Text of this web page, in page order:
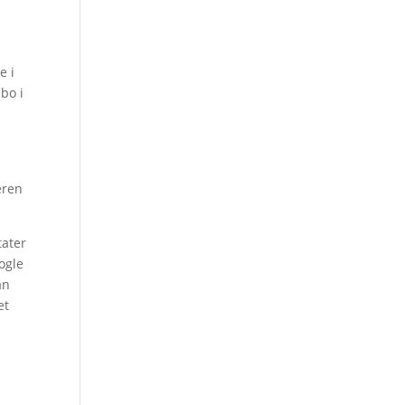
i
i